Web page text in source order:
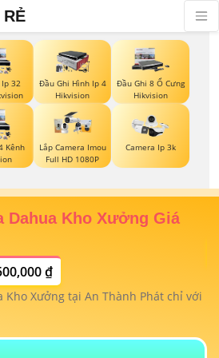
Đầu Ghi Hình Ip 4
Hikvision
Đầu Ghi 8 Ổ Cưng
Hikvision
Kênh
Lắp Camera Imou
Full HD 1080P
Camera Ip 3k
Dahua Kho Xưởng Giá
₫
Kho Xưởng tại An Thành Phát chỉ với